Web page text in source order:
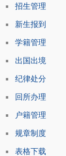
招生管理
新生报到
学籍管理
出国出境
纪律处分
回所办理
户籍管理
规章制度
表格下载